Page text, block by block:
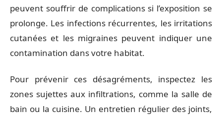
peuvent souffrir de complications si l’exposition se
prolonge. Les infections récurrentes, les irritations
cutanées et les migraines peuvent indiquer une
contamination dans votre habitat.
Pour prévenir ces désagréments, inspectez les
zones sujettes aux infiltrations, comme la salle de
bain ou la cuisine. Un entretien régulier des joints,